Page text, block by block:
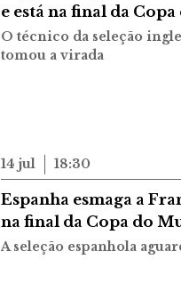
e está na final da
O técnico da seleção
tomou a virada
14 jul 18:30
Espanha esmaga a
na final da Copa do
A seleção espanhola